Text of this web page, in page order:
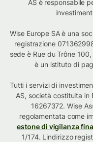
AS è responsabile
Wise Europe SA è una
registrazione
sede è Rue du Trône
è un istituto di
Tutti i servizi di
AS, società costituita in
16267372. Wise
regolamentata come
estone di vigilanza
1/174. Lindirizzo